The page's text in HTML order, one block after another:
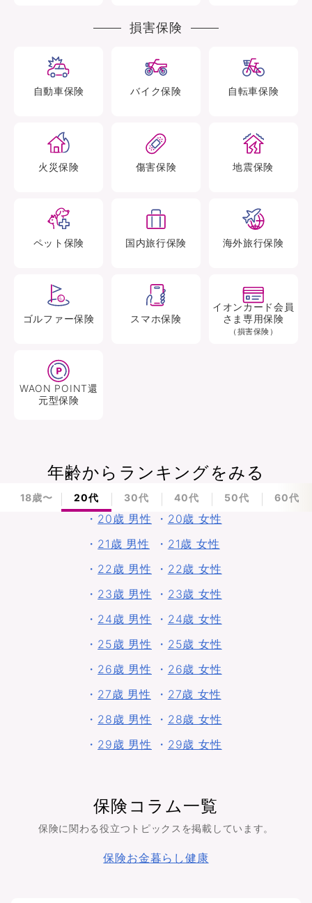
損害保険
自動車保険 バイク保険 自転車保険
火災保険 傷害保険 地震保険
ペット 保険 国内旅行保険 海外旅行保険
ゴルファー保険 スマホ保険
イオンカード会員
さま専用保険
（損害保険）
WAON POINT還
元型保険
年齢からランキングをみる
18歳〜 20代 30代 40代 50代 60代
・ 20歳 男性
・ 21歳 男性
・ 22歳 男性
・ 23歳 男性
・ 24歳 男性
・ 25歳 男性
・ 26歳 男性
・ 27歳 男性
・ 28歳 男性
・ 29歳 男性
・ 20歳 女性
・ 21歳 女性
・ 22歳 女性
・ 23歳 女性
・ 24歳 女性
・ 25歳 女性
・ 26歳 女性
・ 27歳 女性
・ 28歳 女性
・ 29歳 女性
保険コラム一覧
保険に関わる役立つトピックスを掲載しています。
保険お金暮らし健康